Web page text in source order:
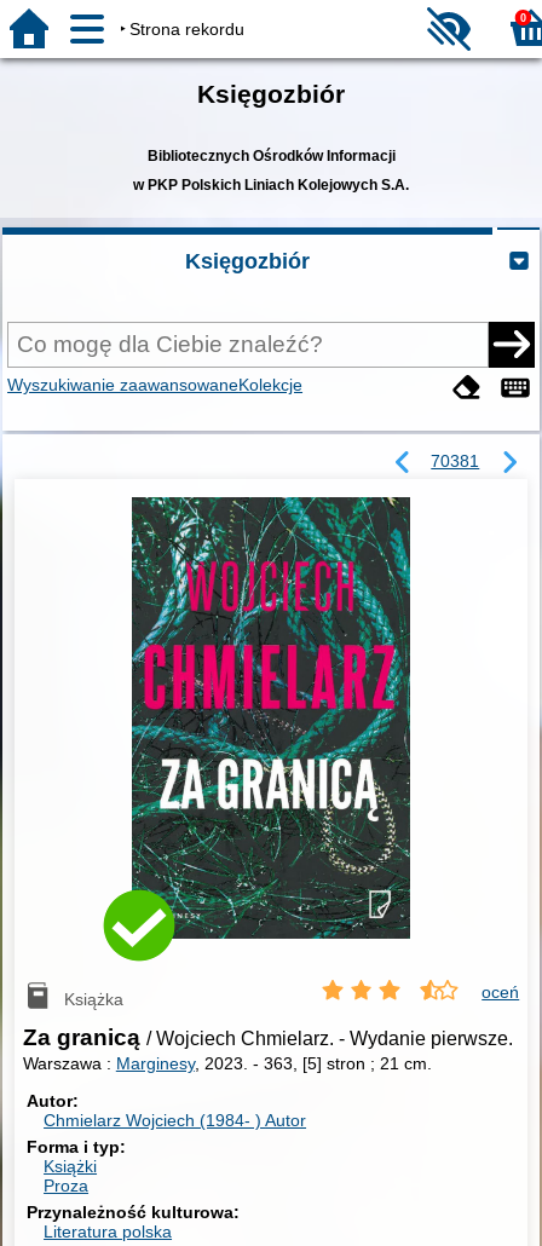
Strona rekordu
0
Księgozbiór
Bibliotecznych Ośrodków Informacji
w PKP Polskich Liniach Kolejowych S.A.
Księgozbiór
Wyszukiwanie zaawansowaneKolekcje
70381
Książka oceń
Za granicą / Wojciech Chmielarz. - Wydanie pierwsze.
Warszawa : Marginesy, 2023. - 363, [5] stron ; 21 cm.
Autor
Chmielarz Wojciech (1984- )Autor
Forma i typ
Książki
Proza
Przynależność kulturowa
Literatura polska